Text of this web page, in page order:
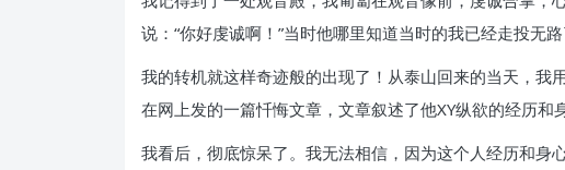
说：“你好虔诚啊！”当时他哪里知道当时的我已经走投无
我的转机就这样奇迹般的出现了！从泰山回来的当天，我
在网上发的一篇忏悔文章，文章叙述了他XY纵欲的经历和
我看后，彻底惊呆了。我无法相信，因为这个人经历和身